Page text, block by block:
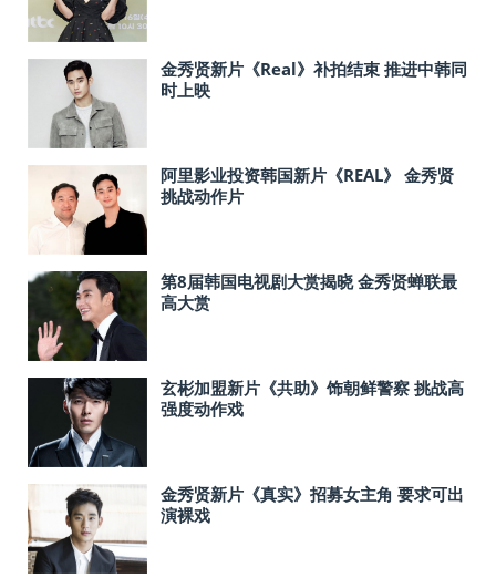
金秀贤新片《Real》补拍结束 推进中韩同
时上映
阿里影业投资韩国新片《REAL》 金秀贤
挑战动作片
第8届韩国电视剧大赏揭晓 金秀贤蝉联最
高大赏
玄彬加盟新片《共助》饰朝鲜警察 挑战高
强度动作戏
金秀贤新片《真实》招募女主角 要求可出
演裸戏